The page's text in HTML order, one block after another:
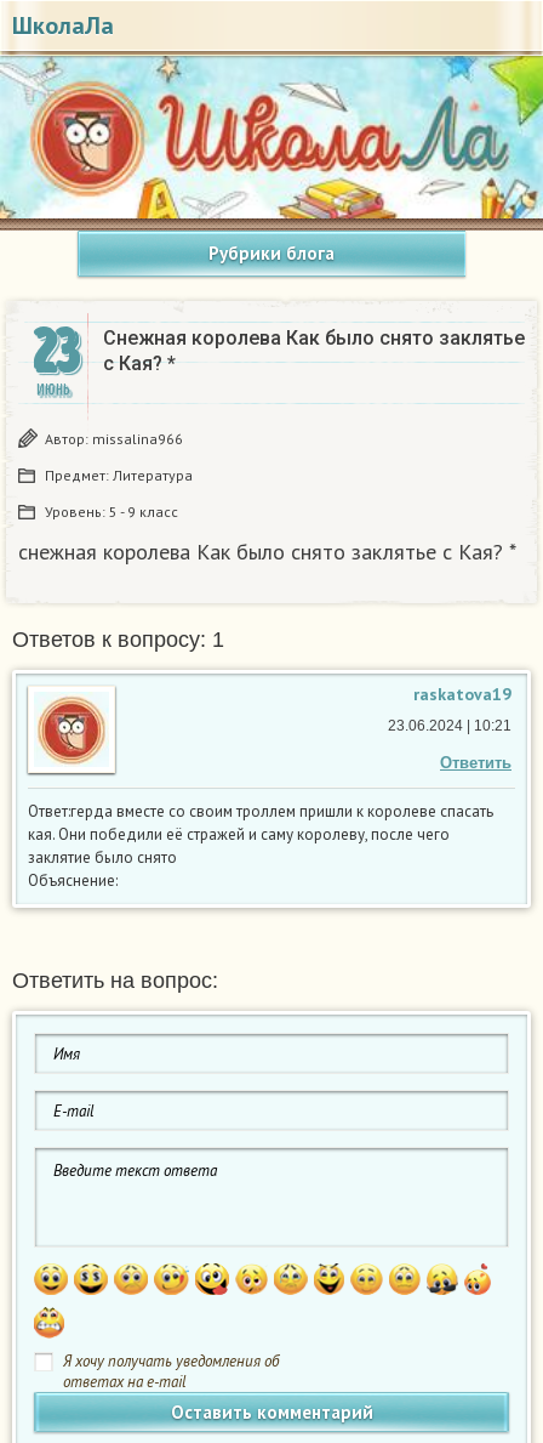
ШколаЛа
Рубрики блога
23
ИЮНЬ
Снежная королева Как было снято заклятье
с Кая? *​
Автор: missalina966
Предмет: Литература
Уровень: 5 - 9 класс
снежная королева Как было снято заклятье с Кая? *​
Ответов к вопросу: 1
raskatova19
Ответить
23.06.2024 | 10:21
Ответ:герда вместе со своим троллем пришли к королеве спасать
кая. Они победили её стражей и саму королеву, после чего
заклятие было снято
Объяснение:
Ответить на вопрос:
Я хочу получать уведомления об
ответах на e-mail